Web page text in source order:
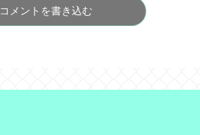
コメントを書き込む